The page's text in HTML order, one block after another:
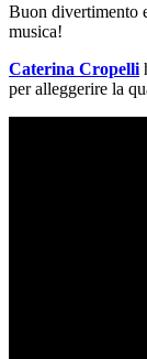
Buon divertimento
musica!
Caterina Cropelli
per alleggerire la